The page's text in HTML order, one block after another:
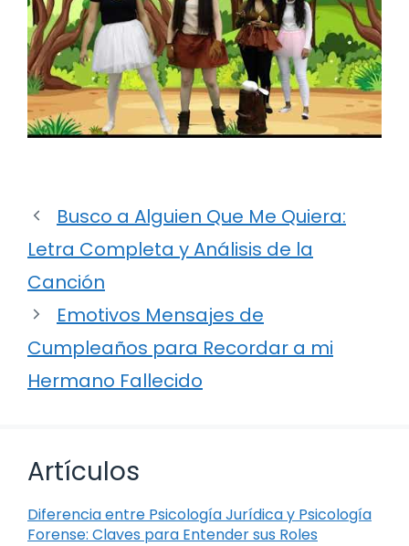
Busco a Alguien Que Me Quiera:
Letra Completa y Análisis de la
Canción
Emotivos Mensajes de
Cumpleaños para Recordar a mi
Hermano Fallecido
Artículos
Diferencia entre Psicología Jurídica y Psicología
Forense: Claves para Entender sus Roles